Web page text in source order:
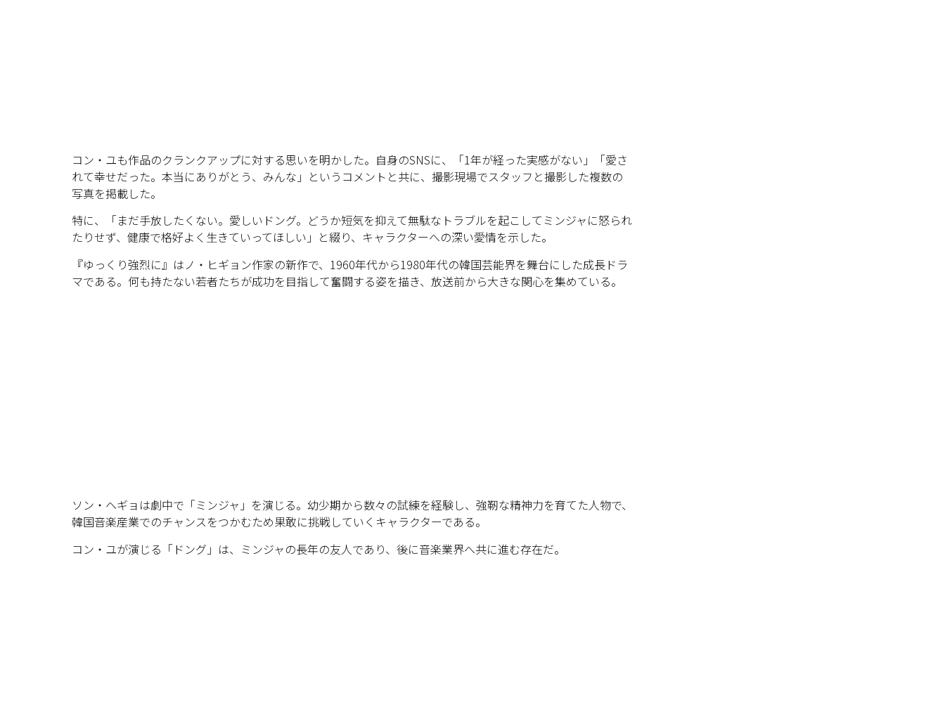
コン・ユも作品のクランクアップに対する思いを明かした。自身のSNSに、「1年が経った実感がない」「愛さ
れて幸せだった。本当にありがとう、みんな」というコメントと共に、撮影現場でスタッフと撮影した複数の
写真を掲載した。
特に、「まだ手放したくない。愛しいドング。どうか短気を抑えて無駄なトラブルを起こしてミンジャに怒られ
たりせず、健康で格好よく生きていってほしい」と綴り、キャラクターへの深い愛情を示した。
『ゆっくり強烈に』はノ・ヒギョン作家の新作で、1960年代から1980年代の韓国芸能界を舞台にした成長ドラ
マである。何も持たない若者たちが成功を目指して奮闘する姿を描き、放送前から大きな関心を集めている。
ソン・ヘギョは劇中で「ミンジャ」を演じる。幼少期から数々の試練を経験し、強靭な精神力を育てた人物で、
韓国音楽産業でのチャンスをつかむため果敢に挑戦していくキャラクターである。
コン・ユが演じる「ドング」は、ミンジャの長年の友人であり、後に音楽業界へ共に進む存在だ。